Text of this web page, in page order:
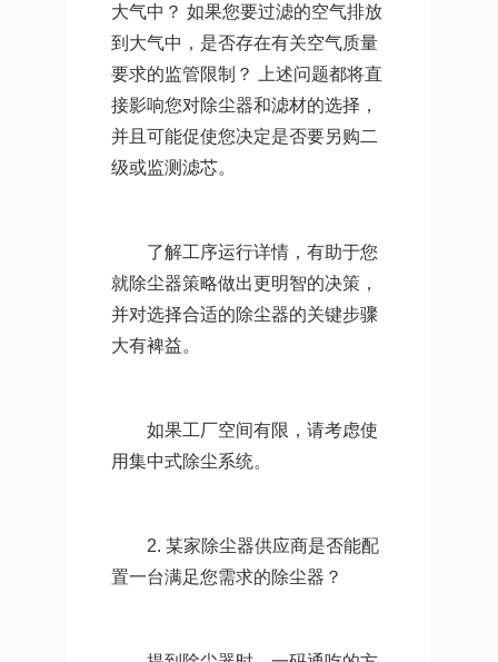
大气中？ 如果您要过滤的空气排放
到大气中，是否存在有关空气质量
要求的监管限制？ 上述问题都将直
接影响您对除尘器和滤材的选择，
并且可能促使您决定是否要另购二
级或监测滤芯。
了解工序运行详情，有助于您
就除尘器策略做出更明智的决策，
并对选择合适的除尘器的关键步骤
大有裨益。
如果工厂空间有限，请考虑使
用集中式除尘系统。
2. 某家除尘器供应商是否能配
置一台满足您需求的除尘器？